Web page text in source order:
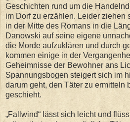
Geschichten rund um die
im Dorf zu erzählen. Leider ziehen
in der Mitte des Romans in die
Danowski auf seine eigene
die Morde aufzuklären und durch
kommen einige in der
Geheimnisse der Bewohner ans
Spannungsbogen steigert sich im
darum geht, den Täter zu ermitteln
geschieht.
„Fallwind“ lässt sich leicht und